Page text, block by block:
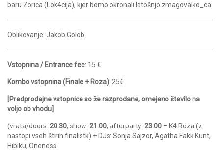
baru Zorica (Lok4cija), kjer bomo okronali letošnjo zmagovalko_ca.
Oblikovanje: Jakob Golob
Vstopnina / Entrance fee: 15 €
Kombo vstopnina (Finale + Roza): 25€
[Predprodajne vstopnice so že razprodane, omejeno število na
voljo ob vhodu]
(vrata/doors: 20.30; show: 21.00; afterparty: 23:00 – K4 Roza (z
nastopi vseh štirih finalistk) + DJs: Sonja Sajzor, Agatha Fakk Kunt,
Hibiku, Oneness